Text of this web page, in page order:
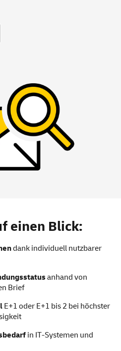
einen Blick:
dank individuell nutzbarer
anhand von
Brief
E+1 oder E+1 bis 2 bei höchster
in IT-Systemen und